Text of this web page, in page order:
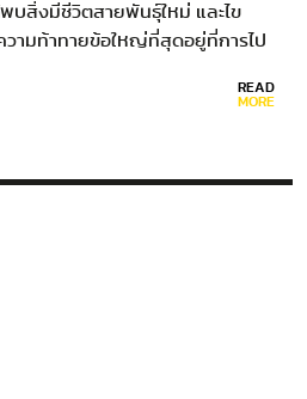
พบสิ่งมีชีวิตสายพันธุ์ใหม่ และไข
ามท้าทายข้อใหญ่ที่สุดอยู่ที่การไป
าอังกฤษ ซึ่งเป็นมรดกตกทอด
READ
MORE